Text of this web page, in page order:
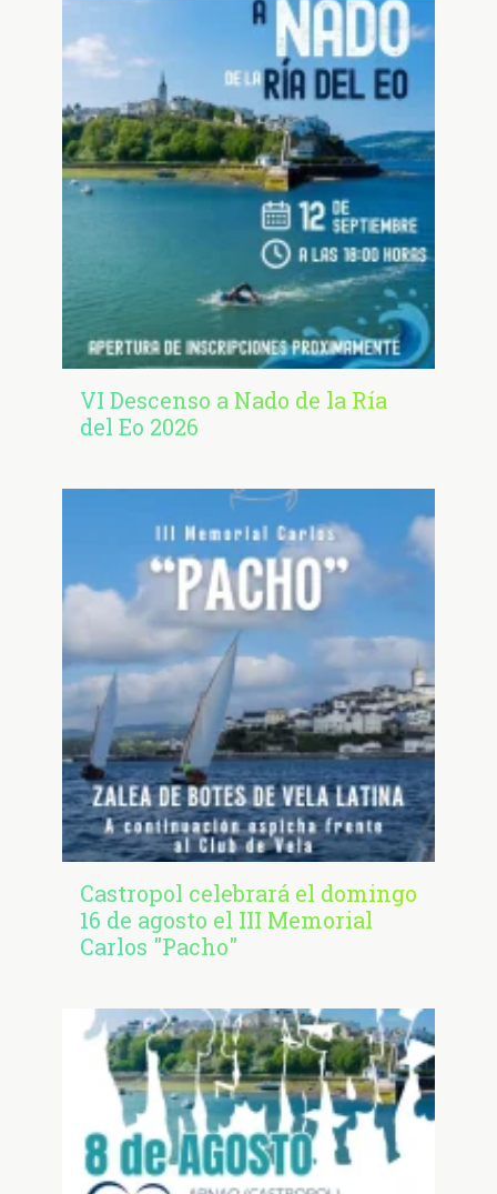
VI Descenso a Nado de la Ría
del Eo 2026
Castropol celebrará el domingo
16 de agosto el III Memorial
Carlos "Pacho"